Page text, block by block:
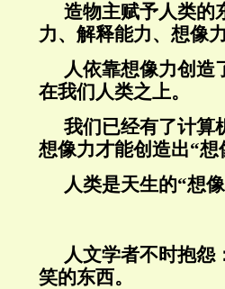
造物主赋予人类的
力、解释能力、想像力
人依靠想像力创造
在我们人类之上。
我们已经有了计算
想像力才能创造出“想
人类是天生的“想
人文学者不时抱怨
笑的东西。